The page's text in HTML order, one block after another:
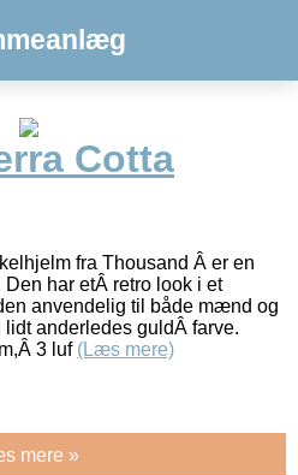
Cotta
fra Thousand Â er en
har etÂ retro look i et
anvendelig til både mænd og
lidt anderledes guldÂ farve.
3 luf (Læs mere)
mere »